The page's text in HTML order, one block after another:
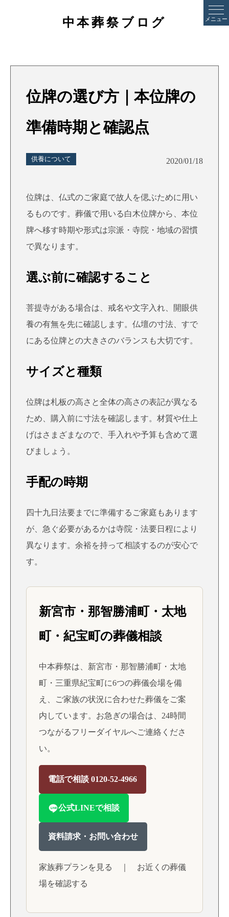
メニュー
中本葬祭ブログ
位牌の選び方｜本位牌の
準備時期と確認点
供養について 2020/01/18
位牌は、仏式のご家庭で故人を偲ぶために用い
るものです。葬儀で用いる白木位牌から、本位
牌へ移す時期や形式は宗派・寺院・地域の習慣
で異なります。
選ぶ前に確認すること
菩提寺がある場合は、戒名や文字入れ、開眼供
養の有無を先に確認します。仏壇の寸法、すで
にある位牌との大きさのバランスも大切です。
サイズと種類
位牌は札板の高さと全体の高さの表記が異なる
ため、購入前に寸法を確認します。材質や仕上
げはさまざまなので、手入れや予算も含めて選
びましょう。
手配の時期
四十九日法要までに準備するご家庭もあります
が、急ぐ必要があるかは寺院・法要日程により
異なります。余裕を持って相談するのが安心で
す。
新宮市・那智勝浦町・太地
町・紀宝町の葬儀相談
中本葬祭は、新宮市・那智勝浦町・太地
町・三重県紀宝町に6つの葬儀会場を備
え、ご家族の状況に合わせた葬儀をご案
内しています。お急ぎの場合は、24時間
つながるフリーダイヤルへご連絡くださ
い。
電話で相談 0120-52-4966
公式LINEで相談
資料請求・お問い合わせ
家族葬プランを見る
お近くの葬儀
場を確認する